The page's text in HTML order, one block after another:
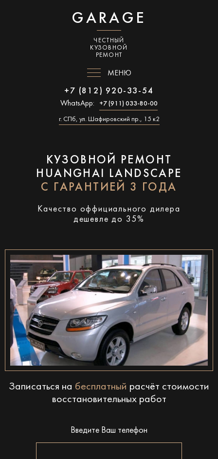
GARAGE
ЧЕСТНЫЙ
КУЗОВНОЙ
РЕМОНТ
МЕНЮ
+7 (812) 920-33-54
WhatsApp: +7 (911) 033-80-00
г. СПб, ул. Шафировский пр., 15 к2
КУЗОВНОЙ РЕМОНТ
HUANGHAI LANDSCAPE
С ГАРАНТИЕЙ 3 ГОДА
Качество оффициального дилера
дешевле до 35%
Записаться на бесплатный расчёт стоимости
восстановительных работ
Введите Ваш телефон